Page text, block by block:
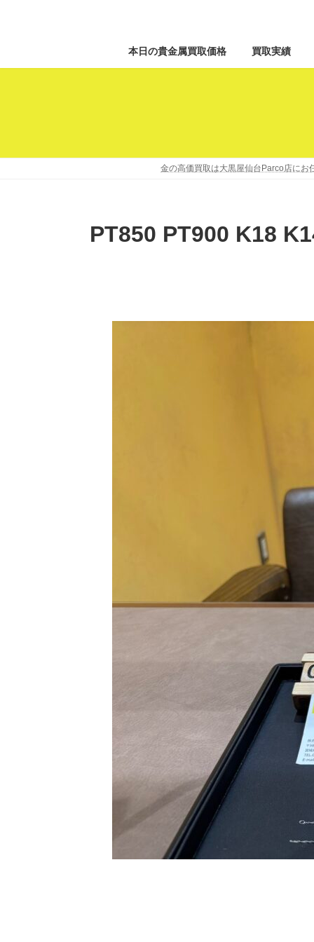
本日の貴金属買取価格 買取実績
金の高価買取は大黒屋仙台Parco店にお
PT850 PT900 K18